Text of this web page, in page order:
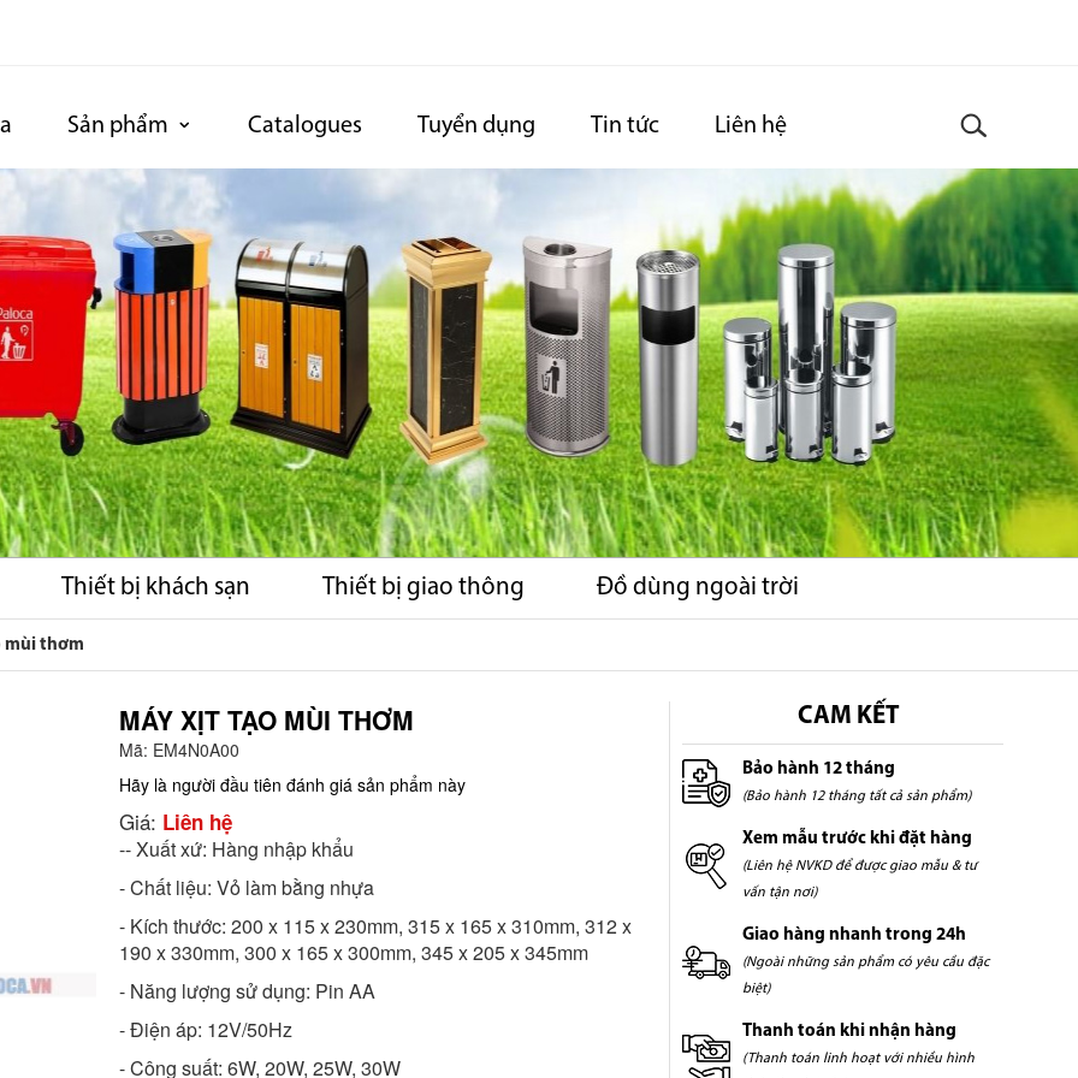
Sản phẩm Catalogues Tuyển dụng Tin tức Liên hệ
Thiết bị khách sạn Thiết bị giao thông Đồ dùng ngoài trời
mùi thơm
MÁY XỊT TẠO MÙI THƠM
Mã: EM4N0A00
Hãy là người đầu tiên đánh giá sản phẩm này
Giá: Liên hệ
-- Xuất xứ: Hàng nhập khẩu
- Chất liệu: Vỏ làm bằng nhựa
- Kích thước: 200 x 115 x 230mm, 315 x 165 x 310mm, 312 x
190 x 330mm, 300 x 165 x 300mm, 345 x 205 x 345mm
- Năng lượng sử dụng: Pin AA
- Điện áp: 12V/50Hz
- Công suất: 6W, 20W, 25W, 30W
CAM KẾT
Bảo hành 12 tháng
(Bảo hành 12 tháng tất cả sản phẩm)
Xem mẫu trước khi đặt hàng
(Liên hệ NVKD để được giao mẫu & tư
vấn tận nơi)
Giao hàng nhanh trong 24h
(Ngoài những sản phẩm có yêu cầu đặc
biệt)
Thanh toán khi nhận hàng
(Thanh toán linh hoạt với nhiều hình